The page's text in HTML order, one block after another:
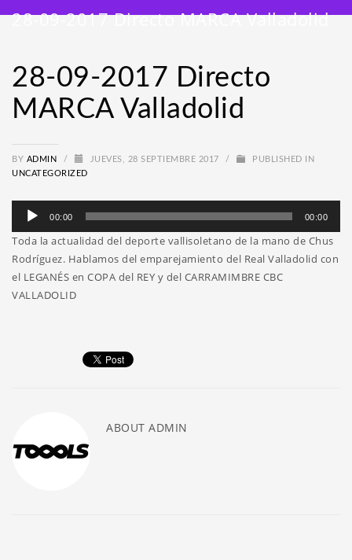
28-09-2017 Directo MARCA Valladolid
28-09-2017 Directo
MARCA Valladolid
BY ADMIN / JUEVES, 28 SEPTIEMBRE 2017 /
PUBLISHED IN
UNCATEGORIZED
Reproductor
audio
00:00 00:00
Toda la actualidad del deporte vallisoletano de la mano de Chus
Rodríguez. Hablamos del emparejamiento del Real Valladolid con
el LEGANÉS en COPA del REY y del CARRAMIMBRE CBC
VALLADOLID
ABOUT ADMIN